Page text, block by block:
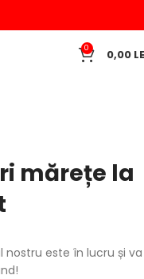
0 0,00
mărețe la
este în lucru și va